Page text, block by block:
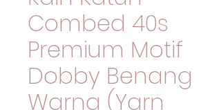
Combed 40s
Premium Motif
Dobby Benang
Warna (Yarn